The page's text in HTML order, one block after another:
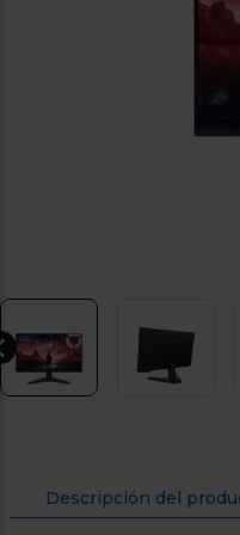
Descripción del